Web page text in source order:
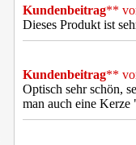
Kundenbeitrag**
Dieses Produkt ist
Kundenbeitrag**
Optisch sehr schön,
man auch eine